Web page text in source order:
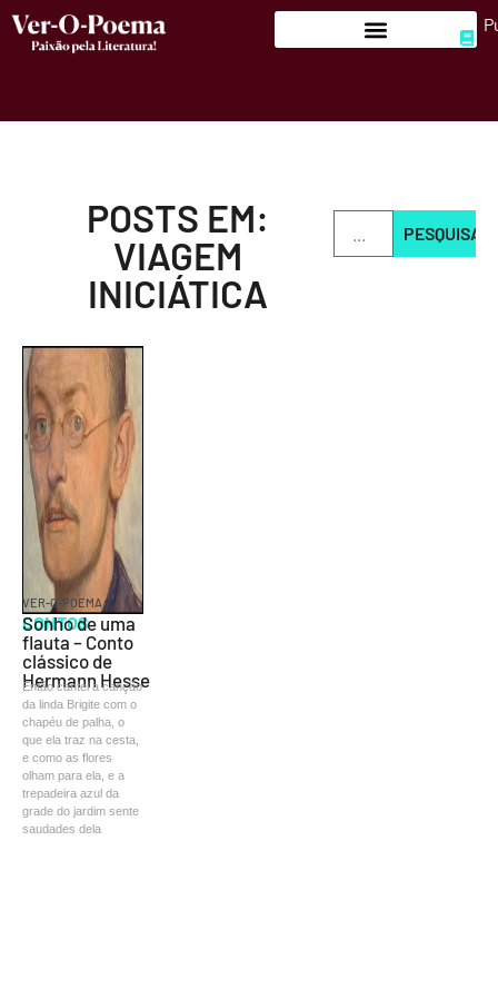
POSTS EM:
VIAGEM
INICIÁTICA
PESQUISAR
VER-O-POEMA
CONTOS
Sonho de uma
flauta – Conto
clássico de
Hermann Hesse
Então cantei a canção
da linda Brigite com o
chapéu de palha, o
que ela traz na cesta,
e como as flores
olham para ela, e a
trepadeira azul da
grade do jardim sente
saudades dela